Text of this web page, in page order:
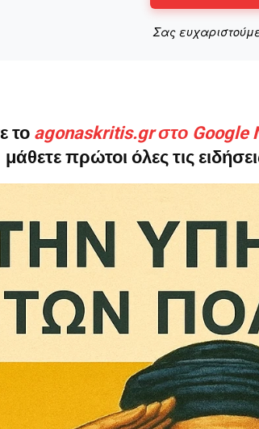
Το ξέρουμε…
Το να βλέπετε αυτά τα μηνύματα
βρίσκουμε κάποια ευχαρίστηση
Η στήριξη σας είναι σημαντική
- Κάνουμε ρεπορτάζ χωρίς
αποσιωπήσουμε.
- Κρατάμε τη δημοσιογραφία
ικανότητα να πληρώσουν.
Η απλή αλήθεια είναι ότι τα
ενημέρωση είναι ζωτικής
να συνεχίσουμε.
Σας
το agonaskritis.gr στο Google
μάθετε πρώτοι όλες τις